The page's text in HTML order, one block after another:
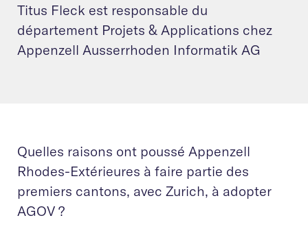
Titus Fleck est responsable du
département Projets & Applications chez
Appenzell Ausserrhoden Informatik AG
Quelles raisons ont poussé Appenzell
Rhodes-Extérieures à faire partie des
premiers cantons, avec Zurich, à adopter
AGOV ?